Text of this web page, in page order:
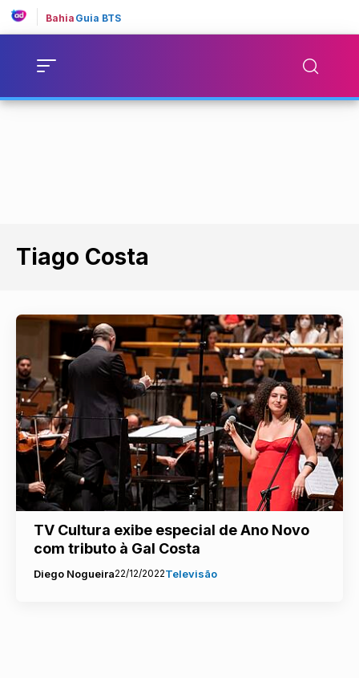
Bahia Guia BTS
Tiago Costa
TV Cultura exibe especial de Ano Novo
com tributo à Gal Costa
Diego Nogueira22/12/2022Televisão